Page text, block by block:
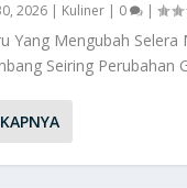
2026 | Kuliner | 0 |
Yang Mengubah Selera
Seiring Perubahan